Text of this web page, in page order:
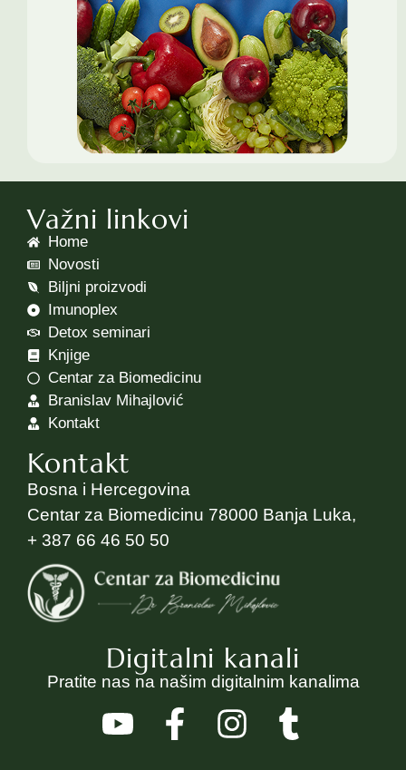
Važni linkovi
Home
Novosti
Biljni proizvodi
Imunoplex
Detox seminari
Knjige
Centar za Biomedicinu
Branislav Mihajlović
Kontakt
Kontakt
Bosna i Hercegovina
Centar za Biomedicinu 78000 Banja Luka,
+ 387 66 46 50 50
Digitalni kanali
Pratite nas na našim digitalnim kanalima